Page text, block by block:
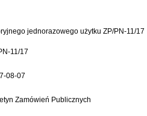
jednorazowego użytku ZP/PN-11/17
11/17
08-07
Zamówień Publicznych